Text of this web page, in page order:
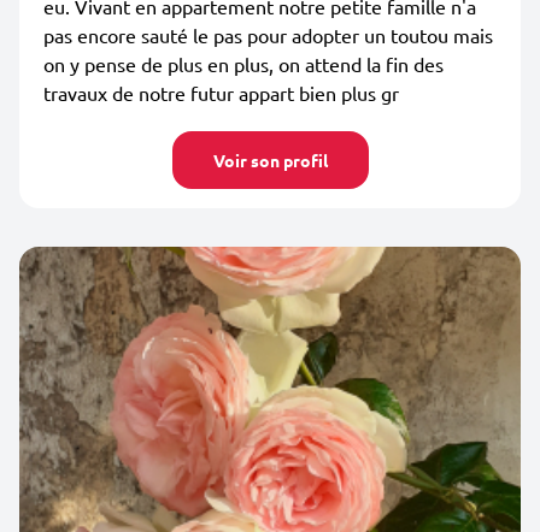
eu. Vivant en appartement notre petite famille n'a
pas encore sauté le pas pour adopter un toutou mais
on y pense de plus en plus, on attend la fin des
travaux de notre futur appart bien plus gr
Voir son profil